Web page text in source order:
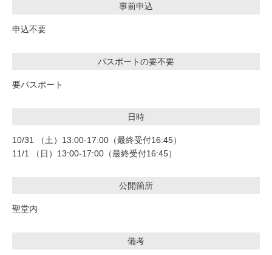
事前申込
申込不要
パスポートの要不要
要パスポート
日時
10/31 （土）13:00-17:00（最終受付16:45）
11/1 （日）13:00-17:00（最終受付16:45）
公開箇所
聖堂内
備考